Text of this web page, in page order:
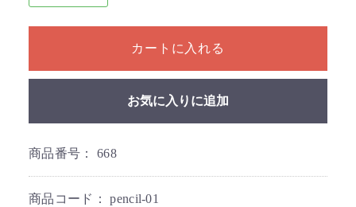
1個以上の数量を入力してください
カートに入れる
お気に入りに追加
商品番号： 668
商品コード：pencil-01